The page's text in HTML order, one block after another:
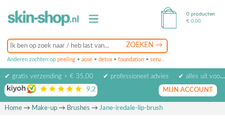
Anderen zochten op peeling • acné • detox • foundation • serum
0 producten
€ 0,00
✔ gratis verzending > € 35,00 ✔ professioneel advies
✔ alles uit voorraad leverbaar
9,2 op basis van beoordelingen
MIJN ACCOUNT
Home→ Make-up→ Brushes → Jane-iredale-lip-brush